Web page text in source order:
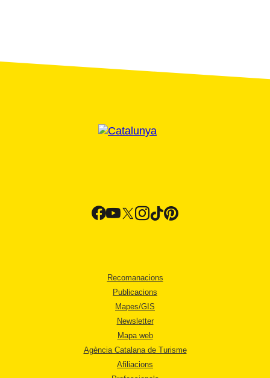
Recomanacions
Publicacions
Mapes/GIS
Newsletter
Mapa web
Agència Catalana de Turisme
Afiliacions